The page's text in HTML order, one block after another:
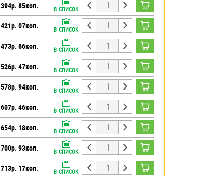
394р. 85коп. В СПИСОК
421р. 07коп. В СПИСОК
473р. 66коп. В СПИСОК
526р. 47коп. В СПИСОК
578р. 94коп. В СПИСОК
607р. 46коп. В СПИСОК
654р. 18коп. В СПИСОК
700р. 93коп. В СПИСОК
713р. 17коп. В СПИСОК